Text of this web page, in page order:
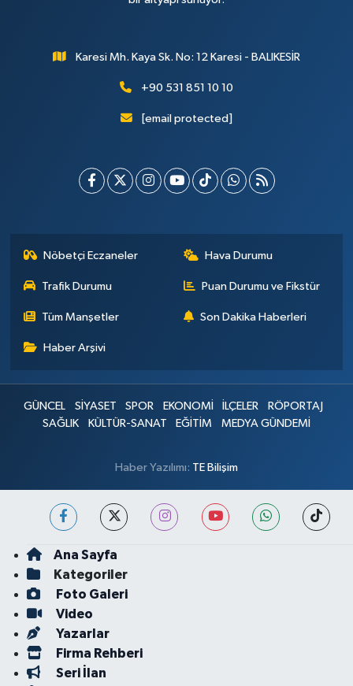
Karesi Mh. Kaya Sk. No: 12 Karesi - BALIKESİR
+90 531 851 10 10
[email protected]
Nöbetçi Eczaneler Hava Durumu
Trafik Durumu Puan Durumu ve Fikstür
Tüm Manşetler Son Dakika Haberleri
Haber Arşivi
GÜNCEL SİYASET SPOR EKONOMİ İLÇELER
RÖPORTAJ
SAĞLIK
KÜLTÜR-SANAT EĞİTİM MEDYA GÜNDEMİ
Haber Yazılımı: TE Bilişim
Ana Sayfa
Kategoriler
Foto Galeri
Video
Yazarlar
Firma Rehberi
Seri İlan